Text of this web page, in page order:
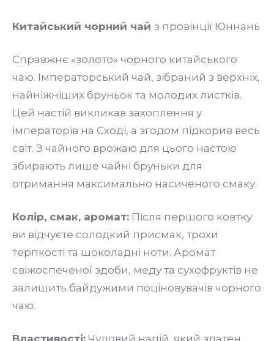
Китайський чорний чай з провінції Юннань
Справжнє «золото» чорного китайського
чаю. Імператорський чай, зібраний з верхніх,
найніжніших бруньок та молодих листків.
Цей настій викликав захоплення у
імператорів на Сході, а згодом підкорив весь
світ. З чайного врожаю для цього настою
збирають лише чайні бруньки для
отримання максимально насиченого смаку.
Колір, смак, аромат: Після першого ковтку
ви відчуєте солодкий присмак, трохи
терпкості та шоколадні ноти. Аромат
свіжоспеченої здоби, меду та сухофруктів не
залишить байдужими поціновувачів чорного
чаю.
Властивості: Чудовий напій, який здатен